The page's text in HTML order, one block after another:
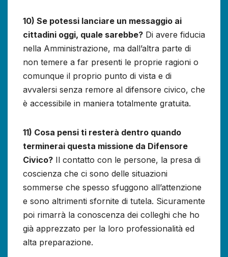
10) Se potessi lanciare un messaggio ai
cittadini oggi, quale sarebbe? Di avere fiducia
nella Amministrazione, ma dall’altra parte di
non temere a far presenti le proprie ragioni o
comunque il proprio punto di vista e di
avvalersi senza remore al difensore civico, che
è accessibile in maniera totalmente gratuita.
11) Cosa pensi ti resterà dentro quando
terminerai questa missione da Difensore
Civico? Il contatto con le persone, la presa di
coscienza che ci sono delle situazioni
sommerse che spesso sfuggono all’attenzione
e sono altrimenti sfornite di tutela. Sicuramente
poi rimarrà la conoscenza dei colleghi che ho
già apprezzato per la loro professionalità ed
alta preparazione.